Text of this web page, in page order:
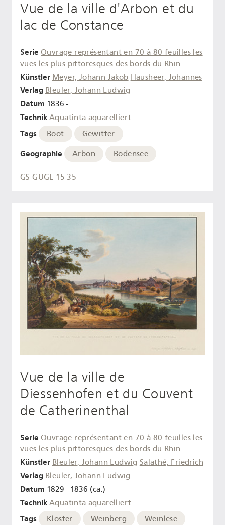
Vue de la ville d'Arbon et du
lac de Constance
Serie Ouvrage représentant en 70 à 80 feuilles les
vues les plus pittoresques des bords du Rhin
Künstler Meyer, Johann Jakob Hausheer, Johannes
Verlag Bleuler, Johann Ludwig
Datum 1836 -
Technik Aquatinta aquarelliert
Tags Boot Gewitter
Geographie Arbon Bodensee
GS-GUGE-15-35
Vue de la ville de
Diessenhofen et du Couvent
de Catherinenthal
Serie Ouvrage représentant en 70 à 80 feuilles les
vues les plus pittoresques des bords du Rhin
Künstler Bleuler, Johann Ludwig Salathé, Friedrich
Verlag Bleuler, Johann Ludwig
Datum 1829 - 1836 (ca.)
Technik Aquatinta aquarelliert
Tags Kloster Weinberg Weinlese